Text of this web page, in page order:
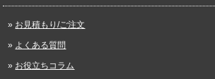
お見積もり/ご注文
よくある質問
お役立ちコラム